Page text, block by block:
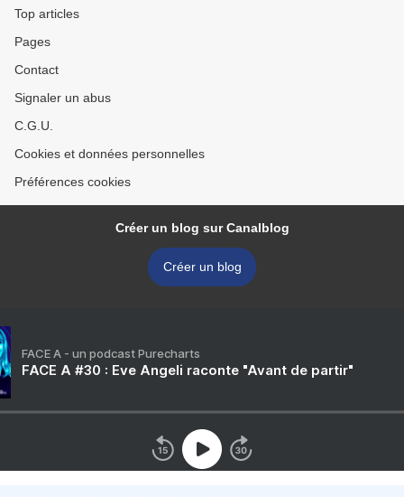
Top articles
Pages
Contact
Signaler un abus
C.G.U.
Cookies et données personnelles
Préférences cookies
Créer un blog sur Canalblog
Créer un blog
FACE A - un podcast Purecharts
FACE A #30 : Eve Angeli raconte "Avant de partir"